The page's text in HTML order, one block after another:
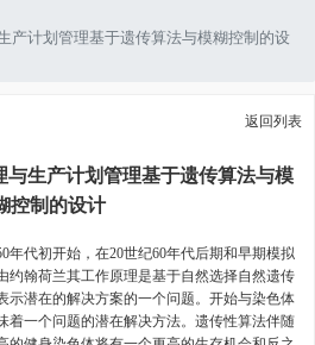
产计划管理基于遗传算法与模糊控制的设
返回列表
与生产计划管理基于遗传算法与模
控制的设计
代初开始，在20世纪60年代后期和早期模拟
约翰荷兰其工作原理是基于自然选择自然遗传
示潜在的解决方案的一个问题。开始与染色体
着一个问题的潜在解决方法。遗传性算法伴随